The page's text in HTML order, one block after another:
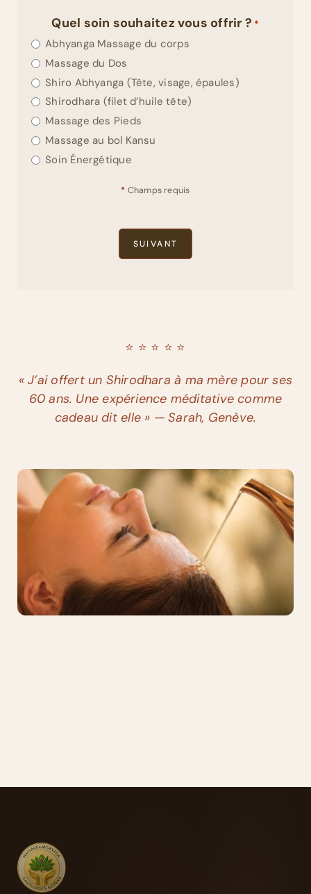
Quel soin souhaitez vous offrir ? *
Abhyanga Massage du corps
Massage du Dos
Shiro Abhyanga (Tête, visage, épaules)
Shirodhara (filet d’huile tête)
Massage des Pieds
Massage au bol Kansu
Soin Énergétique
* Champs requis
⭐️ ⭐️ ⭐️ ⭐️ ⭐️
« J’ai offert un Shirodhara à ma mère pour ses
60 ans. Une expérience méditative comme
cadeau dit elle » — Sarah, Genève.